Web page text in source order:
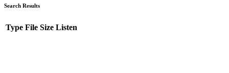
Search Results
Type File Size Listen